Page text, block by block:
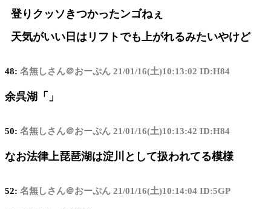
登りクッソきつかったンゴねぇ
天気がいい日はリフトでも上がれるみたいやけど
48: 名無しさん＠おーぷん 21/01/16(土)10:13:02 ID:H84
余呉湖「」
50: 名無しさん＠おーぷん 21/01/16(土)10:13:42 ID:H84
なお法律上琵琶湖は淀川として扱われてる模様
52: 名無しさん＠おーぷん 21/01/16(土)10:14:04 ID:5GP